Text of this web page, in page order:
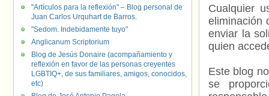
Cualquier
eliminación
enviar la
quien
Este blog
se
"Artículos para la reflexión" – Blog personal de
Juan Carlos Urquhart de Barros.
"Sedom. Indebidamente tuyo"
Anglicanum Scriptorium
Blog de Jesús Donaire (acompañamiento y
reflexión en favor de las personas creyentes
LGBTIQ+, de sus familiares, amigos, conocidos,
etc)